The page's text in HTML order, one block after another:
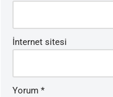
İnternet sitesi
Yorum *